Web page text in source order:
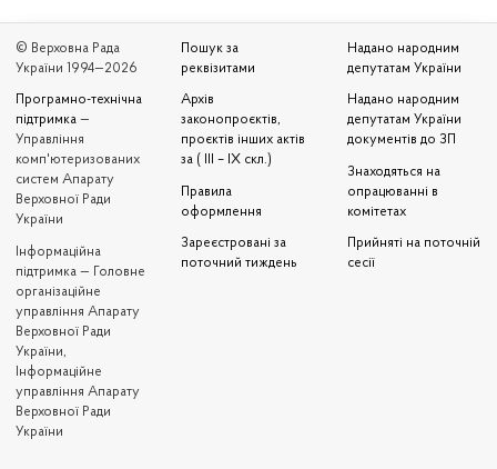
© Верховна Рада
України 1994—2026
Програмно-технічна
підтримка —
Управління
комп'ютеризованих
систем Апарату
Верховної Ради
України
Iнформаційна
підтримка — Головне
організаційне
управління Апарату
Верховної Ради
України,
Інформаційне
управління Апарату
Верховної Ради
України
Пошук за
реквізитами
Архів
законопроєктів,
проєктів інших актів
за ( III – IX скл.)
Правила
оформлення
Зареєстровані за
поточний тиждень
Надано народним
депутатам України
Надано народним
депутатам України
документів до ЗП
Знаходяться на
опрацюванні в
комітетах
Прийняті на поточній
сесії